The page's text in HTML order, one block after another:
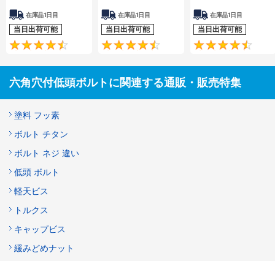
在庫品1日目
当日出荷可能
4.7
在庫品1日目
当日出荷可能
4.6
在庫品1日目
当日出荷可能
六角穴付低頭ボルトに関連する通販・販売特集
塗料 フッ素
ボルト チタン
ボルト ネジ 違い
低頭 ボルト
軽天ビス
トルクス
キャップビス
緩みどめナット